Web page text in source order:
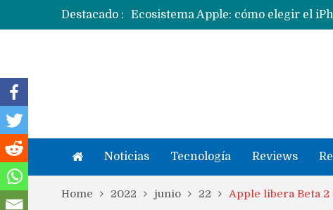
Destacado :
Apple dice que más ex empleados
Noticias Tecnología Reviews
Home 2022 junio 22 Apple libera Beta 2